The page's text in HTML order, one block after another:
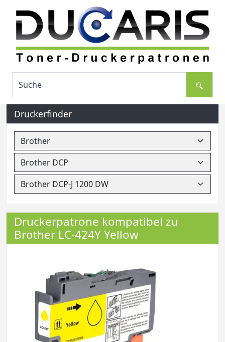
Druckerfinder
Druckerpatrone kompatibel zu
Brother LC-424Y Yellow